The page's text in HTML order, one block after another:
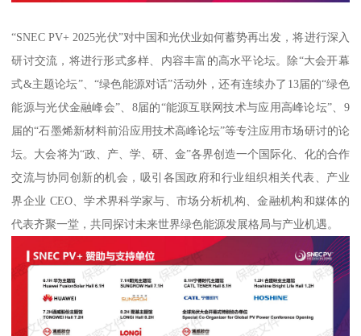
“SNEC PV+ 2025光伏”对中国和光伏业如何蓄势再出发，将进行深入
研讨交流，将进行形式多样、内容丰富的高水平论坛。除“大会开幕
式&主题论坛”、“绿色能源对话”活动外，还有连续办了13届的“绿色
能源与光伏金融峰会”、8届的“能源互联网技术与应用高峰论坛”、9
届的“石墨烯新材料前沿应用技术高峰论坛”等专注应用市场研讨的论
坛。大会将为“政、产、学、研、金”各界创造一个国际化、化的合作
交流与协同创新的机会，吸引各国政府和行业组织相关代表、产业
界企业 CEO、学术界科学家与、市场分析机构、金融机构和媒体的
代表齐聚一堂，共同探讨未来世界绿色能源发展格局与产业机遇。